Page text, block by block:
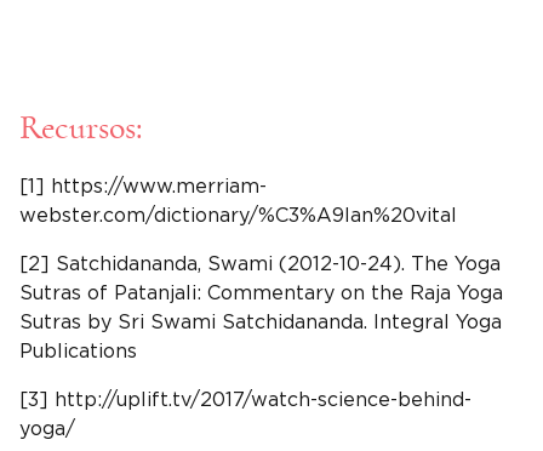
Recursos:
[1] https://www.merriam-
webster.com/dictionary/%C3%A9lan%20vital
[2] Satchidananda, Swami (2012-10-24). The Yoga
Sutras of Patanjali: Commentary on the Raja Yoga
Sutras by Sri Swami Satchidananda. Integral Yoga
Publications
[3] http://uplift.tv/2017/watch-science-behind-
yoga/